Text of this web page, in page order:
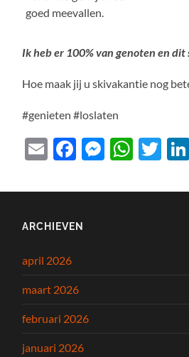
goed meevallen.
Ik heb er 100% van genoten en
Hoe maak jij u skivakantie nog
#genieten #loslaten
EmailFacebook
ARCHIEVEN
april 2026
maart 2026
februari 2026
januari 2026